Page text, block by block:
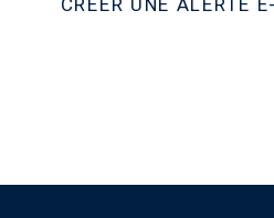
CREER UNE ALERTE